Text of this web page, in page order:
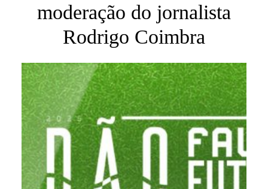
moderação do jornalista
Rodrigo Coimbra